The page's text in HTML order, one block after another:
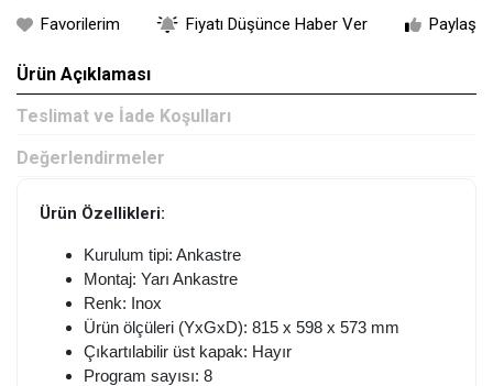
Favorilerim Fiyatı Düşünce Haber Ver Paylaş
Ürün Açıklaması
Teslimat ve İade Koşulları
Değerlendirmeler
Ürün Özellikleri:
Kurulum tipi: Ankastre
Montaj: Yarı Ankastre
Renk: Inox
Ürün ölçüleri (YxGxD): 815 x 598 x 573 mm
Çıkartılabilir üst kapak: Hayır
Program sayısı: 8